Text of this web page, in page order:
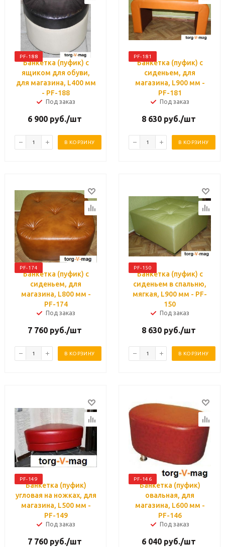
PF-188
Банкетка (пуфик) с
ящиком для обуви,
для магазина, L400 мм
- PF-188
Под заказ
6 900 руб./шт
В КОРЗИНУ
PF-181
Банкетка (пуфик) с
сиденьем, для
магазина, L900 мм -
PF-181
Под заказ
8 630 руб./шт
В КОРЗИНУ
PF-174
Банкетка (пуфик) с
сиденьем, для
магазина, L800 мм -
PF-174
Под заказ
7 760 руб./шт
В КОРЗИНУ
PF-150
Банкетка (пуфик) с
сиденьем в спальню,
мягкая, L900 мм - PF-
150
Под заказ
8 630 руб./шт
В КОРЗИНУ
PF-149
Банкетка (пуфик)
угловая на ножках, для
магазина, L500 мм -
PF-149
Под заказ
7 760 руб./шт
PF-146
Банкетка (пуфик)
овальная, для
магазина, L600 мм -
PF-146
Под заказ
6 040 руб./шт